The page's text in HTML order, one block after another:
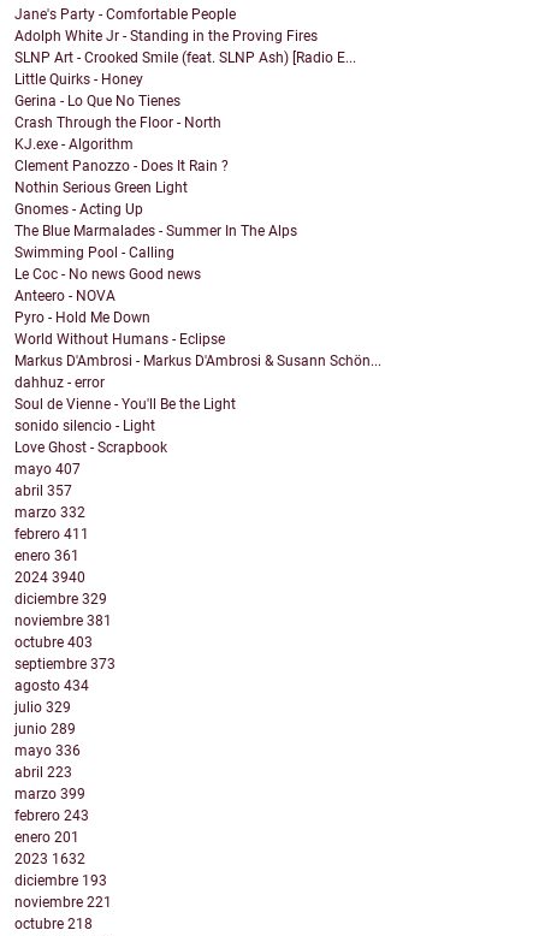
Jane's Party - Comfortable People
Adolph White Jr - Standing in the Proving Fires
SLNP Art - Crooked Smile (feat. SLNP Ash) [Radio E...
Little Quirks - Honey
Gerina - Lo Que No Tienes
Crash Through the Floor - North
KJ.exe - Algorithm
Clement Panozzo - Does It Rain ?
Nothin Serious Green Light
Gnomes - Acting Up
The Blue Marmalades - Summer In The Alps
Swimming Pool - Calling
Le Coc - No news Good news
Anteero - NOVA
Pyro - Hold Me Down
World Without Humans - Eclipse
Markus D'Ambrosi - Markus D'Ambrosi & Susann Schön...
dahhuz - error
Soul de Vienne - You'll Be the Light
sonido silencio - Light
Love Ghost - Scrapbook
mayo 407
abril 357
marzo 332
febrero 411
enero 361
2024 3940
diciembre 329
noviembre 381
octubre 403
septiembre 373
agosto 434
julio 329
junio 289
mayo 336
abril 223
marzo 399
febrero 243
enero 201
2023 1632
diciembre 193
noviembre 221
octubre 218